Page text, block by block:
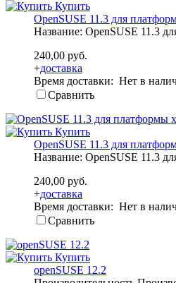
Купить
OpenSUSE 11.3 для
Название: OpenSUSE 11.3
240,00 руб.
+доставка
Время доставки: Нет в
Сравнить
Купить
OpenSUSE 11.3 для
Название: OpenSUSE 11.3
240,00 руб.
+доставка
Время доставки: Нет в
Сравнить
Купить
openSUSE 12.2